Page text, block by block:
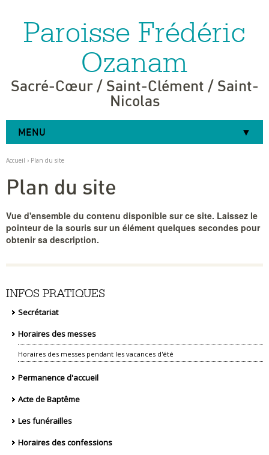
navigation
personnelsParoisse Frédéric
Ozanam
Sacré-Cœur / Saint-Clément / Saint-
Nicolas
MENU
Accueil › Plan du site
Plan du site
Vue d'ensemble du contenu disponible sur ce site. Laissez le
pointeur de la souris sur un élément quelques secondes pour
obtenir sa description.
INFOS PRATIQUES
Secrétariat
Horaires des messes
Horaires des messes pendant les vacances d'été
Permanence d'accueil
Acte de Baptême
Les funérailles
Horaires des confessions